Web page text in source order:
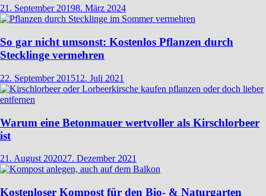
21. September 20198. März 2024
So gar nicht umsonst: Kostenlos Pflanzen durch
Stecklinge vermehren
22. September 201512. Juli 2021
Warum eine Betonmauer wertvoller als Kirschlorbeer
ist
21. August 202027. Dezember 2021
Kostenloser Kompost für den Bio- & Naturgarten